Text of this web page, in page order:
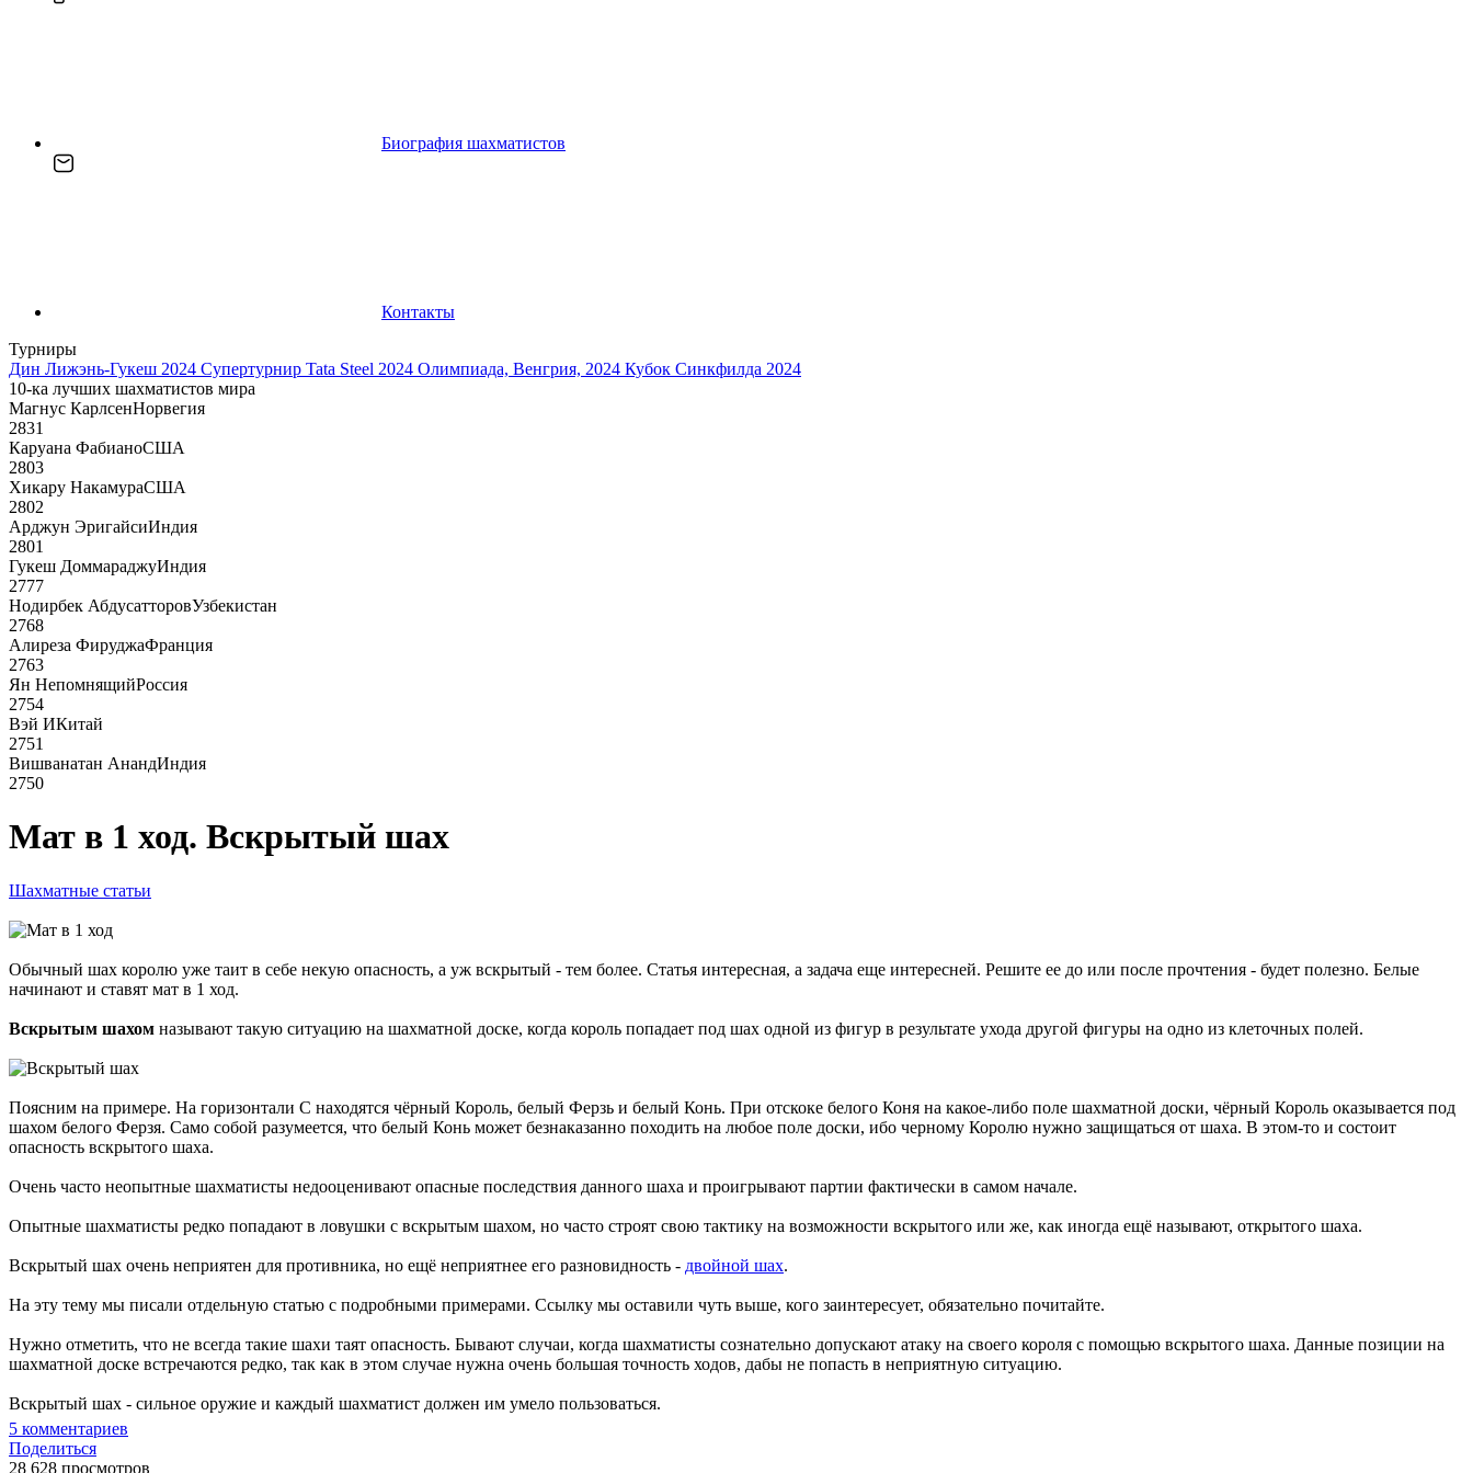
Биография шахматистов
Контакты
Турниры
Дин Лижэнь-Гукеш 2024 Супертурнир Tata Steel 2024 Олимпиада, Венгрия, 2024 Кубок Синкфилда 2024
10-ка лучших шахматистов мира
Магнус КарлсенНорвегия
2831
Каруана ФабианоСША
2803
Хикару НакамураСША
2802
Арджун ЭригайсиИндия
2801
Гукеш ДоммараджуИндия
2777
Нодирбек АбдусатторовУзбекистан
2768
Алиреза ФируджаФранция
2763
Ян НепомнящийРоссия
2754
Вэй ИКитай
2751
Вишванатан АнандИндия
2750
Мат в 1 ход. Вскрытый шах
Шахматные статьи
Обычный шах королю уже таит в себе некую опасность, а уж вскрытый - тем более. Статья интересная, а задача еще интересней. Решите ее до или после прочтения - будет полезно. Белые
начинают и ставят мат в 1 ход.
Вскрытым шахом называют такую ситуацию на шахматной доске, когда король попадает под шах одной из фигур в результате ухода другой фигуры на одно из клеточных полей.
Поясним на примере. На горизонтали С находятся чёрный Король, белый Ферзь и белый Конь. При отскоке белого Коня на какое-либо поле шахматной доски, чёрный Король оказывается под
шахом белого Ферзя. Само собой разумеется, что белый Конь может безнаказанно походить на любое поле доски, ибо черному Королю нужно защищаться от шаха. В этом-то и состоит
опасность вскрытого шаха.
Очень часто неопытные шахматисты недооценивают опасные последствия данного шаха и проигрывают партии фактически в самом начале.
Опытные шахматисты редко попадают в ловушки с вскрытым шахом, но часто строят свою тактику на возможности вскрытого или же, как иногда ещё называют, открытого шаха.
Вскрытый шах очень неприятен для противника, но ещё неприятнее его разновидность - двойной шах.
На эту тему мы писали отдельную статью с подробными примерами. Ссылку мы оставили чуть выше, кого заинтересует, обязательно почитайте.
Нужно отметить, что не всегда такие шахи таят опасность. Бывают случаи, когда шахматисты сознательно допускают атаку на своего короля с помощью вскрытого шаха. Данные позиции на
шахматной доске встречаются редко, так как в этом случае нужна очень большая точность ходов, дабы не попасть в неприятную ситуацию.
Вскрытый шах - сильное оружие и каждый шахматист должен им умело пользоваться.
5 комментариев
Поделиться
28 628 просмотров